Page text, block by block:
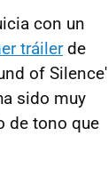
con un
tráilerde
of Silence'
sido muy
de tono que